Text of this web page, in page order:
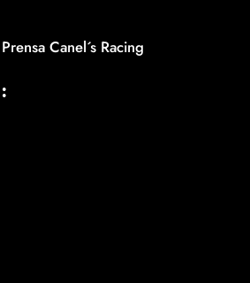
Canel´s Racing